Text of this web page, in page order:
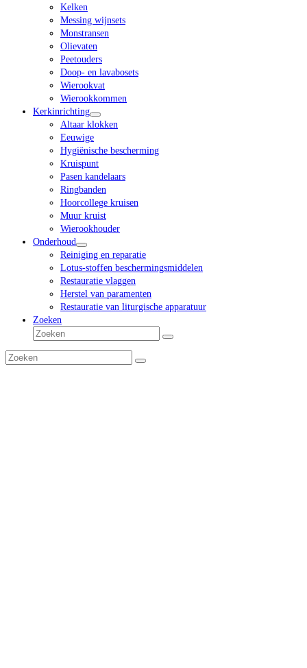
Kelken
Messing wijnsets
Monstransen
Olievaten
Peetouders
Doop- en lavabosets
Wierookvat
Wierookkommen
Kerkinrichting
Altaar klokken
Eeuwige
Hygiënische bescherming
Kruispunt
Pasen kandelaars
Ringbanden
Hoorcollege kruisen
Muur kruist
Wierookhouder
Onderhoud
Reiniging en reparatie
Lotus-stoffen beschermingsmiddelen
Restauratie vlaggen
Herstel van paramenten
Restauratie van liturgische apparatuur
Zoeken
Zoeken
Verzenden
Zoeken
Verzenden